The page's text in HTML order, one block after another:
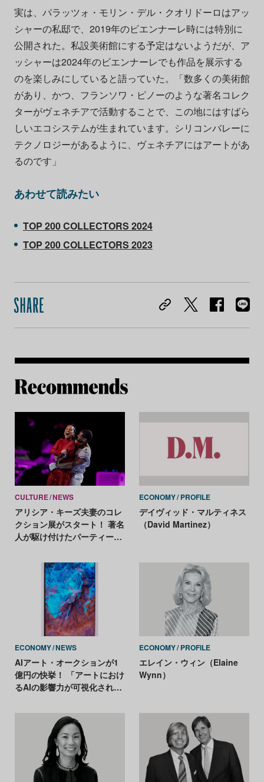
実は、パラッツォ・モリン・デル・クオリドーロはアッ
シャーの私邸で、2019年のビエンナーレ時には特別に
公開された。私設美術館にする予定はないようだが、ア
ッシャーは2024年のビエンナーレでも作品を展示する
のを楽しみにしていると語っていた。「数多くの美術館
があり、かつ、フランソワ・ピノーのような著名コレク
ターがヴェネチアで活動することで、この地にはすばら
しいエコシステムが生まれています。シリコンバレーに
テクノロジーがあるように、ヴェネチアにはアートがあ
るのです」
あわせて読みたい
TOP 200 COLLECTORS 2024
TOP 200 COLLECTORS 2023
CULTURE NEWS
アリシア・キーズ夫妻のコレ
クション展がスタート！ 著名
人が駆け付けたパーティーを
ECONOMY PROFILE
デイヴィッド・マルティネス
（David Martinez）
ECONOMY NEWS
AIアート・オークションが1
億円の快挙！ 「アートにおけ
るAIの影響力が可視化され
ECONOMY PROFILE
エレイン・ウィン（Elaine
Wynn）